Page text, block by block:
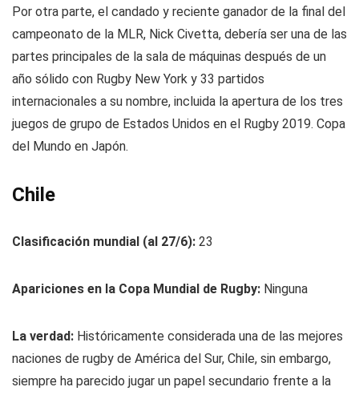
Por otra parte, el candado y reciente ganador de la final del
campeonato de la MLR, Nick Civetta, debería ser una de las
partes principales de la sala de máquinas después de un
año sólido con Rugby New York y 33 partidos
internacionales a su nombre, incluida la apertura de los tres
juegos de grupo de Estados Unidos en el Rugby 2019. Copa
del Mundo en Japón.
Chile
Clasificación mundial (al 27/6): 23
Apariciones en la Copa Mundial de Rugby: Ninguna
La verdad: Históricamente considerada una de las mejores
naciones de rugby de América del Sur, Chile, sin embargo,
siempre ha parecido jugar un papel secundario frente a la